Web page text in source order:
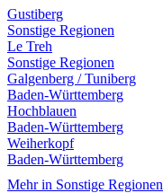
Gustiberg
Sonstige Regionen
Le Treh
Sonstige Regionen
Galgenberg / Tuniberg
Baden-Württemberg
Hochblauen
Baden-Württemberg
Weiherkopf
Baden-Württemberg
Mehr in Sonstige Regionen